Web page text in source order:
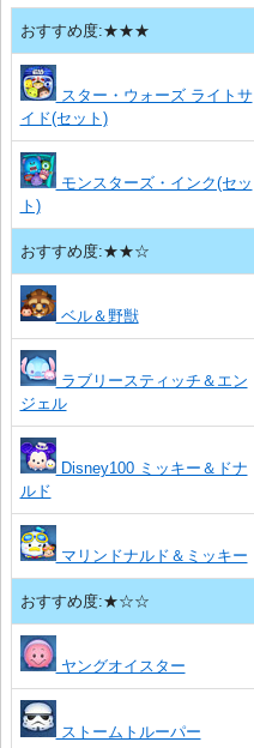
おすすめ度:★★★
スター・ウォーズ ライトサ
イド(セット)
モンスターズ・インク(セッ
ト)
おすすめ度:★★☆
ベル＆野獣
ラブリースティッチ＆エン
ジェル
Disney100 ミッキー＆ドナ
ルド
マリンドナルド＆ミッキー
おすすめ度:★☆☆
ヤングオイスター
ストームトルーパー